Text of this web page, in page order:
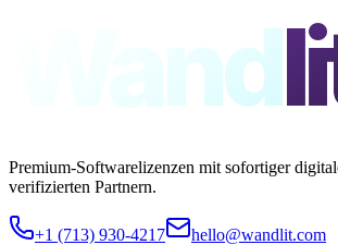
Wand
Premium-Softwarelizenzen mit sofortiger
verifizierten Partnern.
+1 (713) 930-4217
hello@wandlit.com